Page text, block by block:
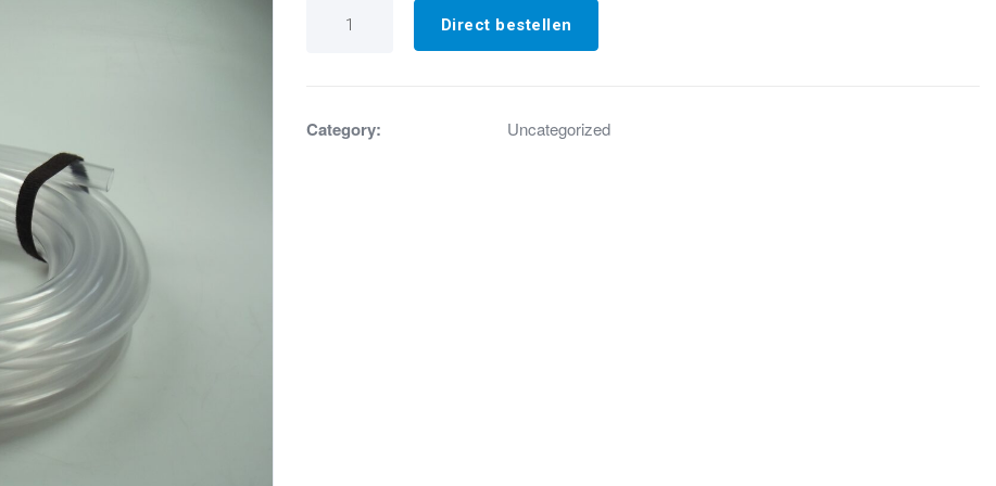
Slang
diameter
10mm
Direct bestellen
Category: Uncategorized